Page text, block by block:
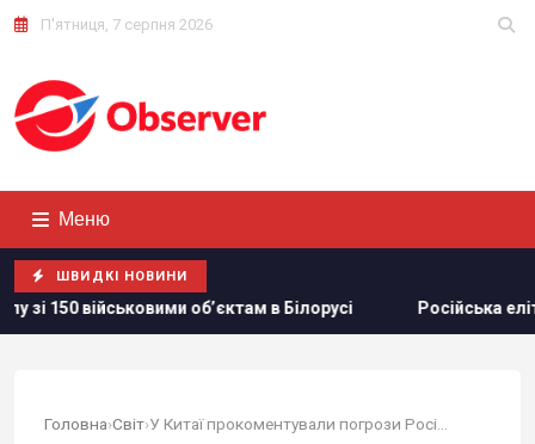
П'ятниця, 7 серпня 2026
Меню
ШВИДКІ НОВИНИ
обʼєктам в Білорусі Російська еліта боїться ФСБ,
Головна›Світ›